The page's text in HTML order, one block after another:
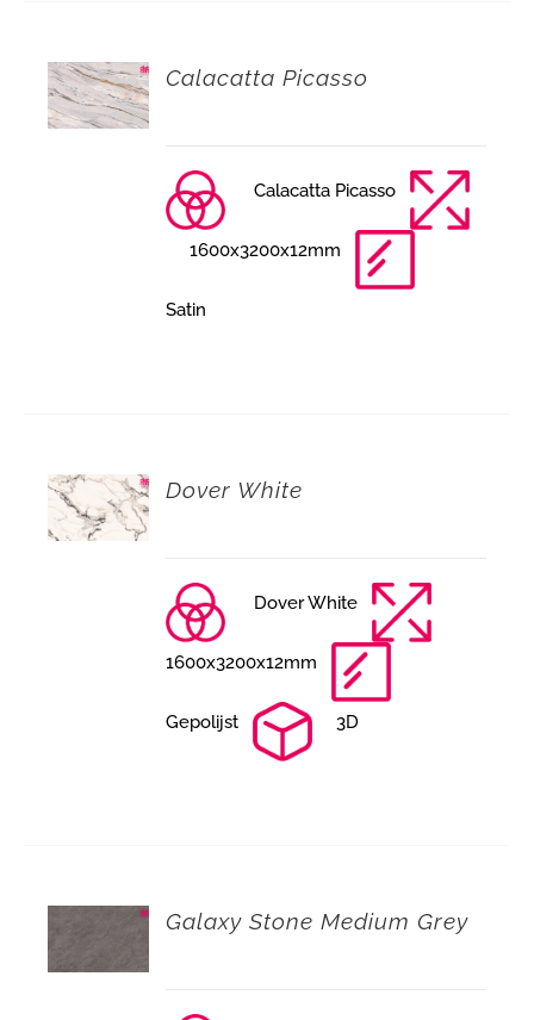
Calacatta Picasso
Calacatta Picasso
1600x3200x12mm
Satin
Dover White
Dover White
1600x3200x12mm
Gepolijst 3D
Galaxy Stone Medium Grey